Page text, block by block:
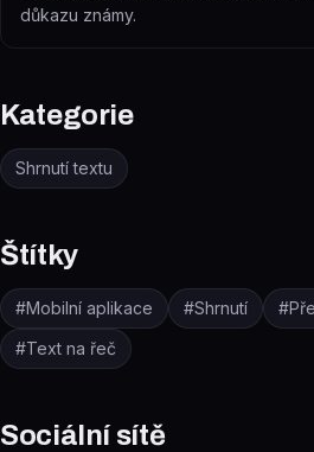
důkazu známy.
Kategorie
Shrnutí textu
Štítky
#Mobilní aplikace #Shrnutí #
#Text na řeč
Sociální sítě